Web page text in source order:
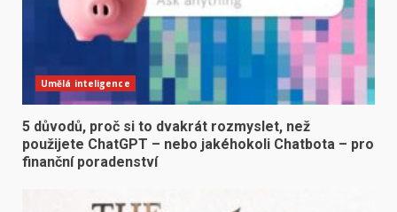
Umělá inteligence
5 důvodů, proč si to dvakrát rozmyslet, než
použijete ChatGPT – nebo jakéhokoli Chatbota – pro
finanční poradenství